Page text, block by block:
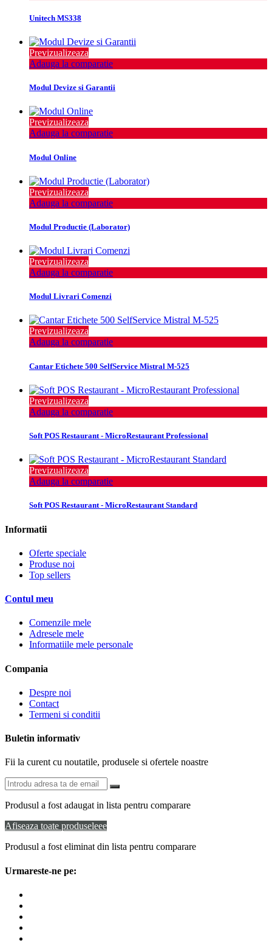
Unitech MS338
Previzualizeaza
Adauga la comparatie
Modul Devize si Garantii
Previzualizeaza
Adauga la comparatie
Modul Online
Previzualizeaza
Adauga la comparatie
Modul Productie (Laborator)
Previzualizeaza
Adauga la comparatie
Modul Livrari Comenzi
Previzualizeaza
Adauga la comparatie
Cantar Etichete 500 SelfService Mistral M-525
Previzualizeaza
Adauga la comparatie
Soft POS Restaurant - MicroRestaurant Professional
Previzualizeaza
Adauga la comparatie
Soft POS Restaurant - MicroRestaurant Standard
Informatii
Oferte speciale
Produse noi
Top sellers
Contul meu
Comenzile mele
Adresele mele
Informatiile mele personale
Compania
Despre noi
Contact
Termeni si conditii
Buletin informativ
Fii la curent cu noutatile, produsele si ofertele noastre
Produsul a fost adaugat in lista pentru comparare
Afiseaza toate produseleee
Produsul a fost eliminat din lista pentru comparare
Urmareste-ne pe: